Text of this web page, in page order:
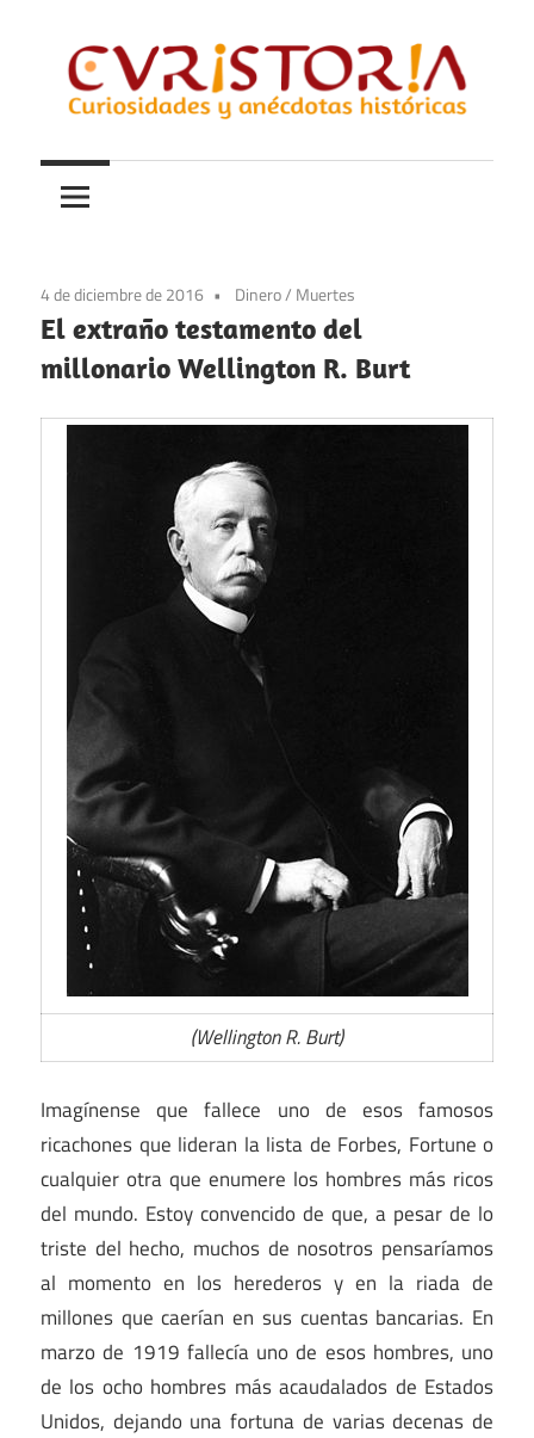
contenido
Curistoria
y
anécdotas
historia
4 de diciembre de 2016 Dinero/ Muertes
El extraño testamento del
millonario Wellington R. Burt
(Wellington R. Burt)
Imagínense que fallece uno de esos famosos
ricachones que lideran la lista de Forbes, Fortune o
cualquier otra que enumere los hombres más ricos
del mundo. Estoy convencido de que, a pesar de lo
triste del hecho, muchos de nosotros pensaríamos
al momento en los herederos y en la riada de
millones que caerían en sus cuentas bancarias. En
marzo de 1919 fallecía uno de esos hombres, uno
de los ocho hombres más acaudalados de Estados
Unidos, dejando una fortuna de varias decenas de